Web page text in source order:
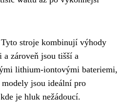
stroje kombinují výhody
zároveň jsou tišší a
lithium-iontovými bateriemi,
jsou ideální pro
je hluk nežádoucí.